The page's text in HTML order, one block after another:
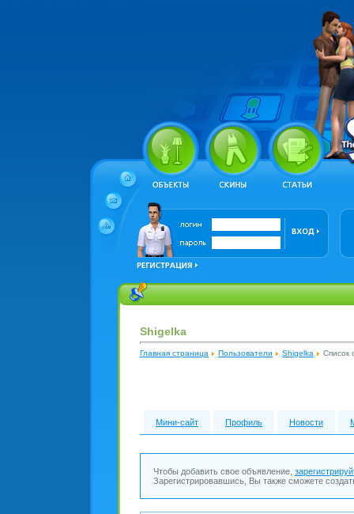
Shigelka
Главная страница Пользователи Shigelka Список
Мини-сайт Профиль Новости
Чтобы добавить свое объявление,
Зарегистрировавшись, Вы также сможете